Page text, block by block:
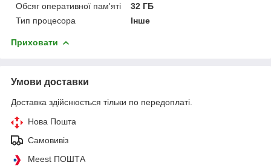
Обсяг оперативної пам'яті
32 ГБ
Тип процесора
Інше
Приховати
Умови доставки
Доставка здійснюється тільки по передоплаті.
Нова Пошта
Самовивіз
Meest ПОШТА